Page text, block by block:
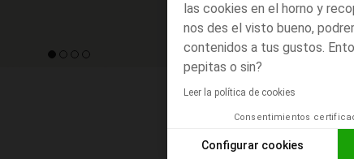
las cookies en el horno y
nos des el visto bueno,
contenidos a tus gustos.
pepitas o sin?
Leer la política de cookies
Consentimientos
Configurar cookies